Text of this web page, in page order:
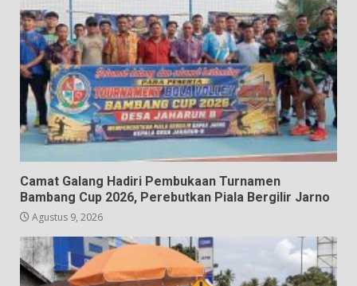
Camat Galang Hadiri Pembukaan Turnamen
Bambang Cup 2026, Perebutkan Piala Bergilir Jarno
Agustus 9, 2026